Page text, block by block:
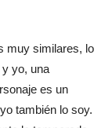
muy similares, lo
y yo, una
es un
también lo soy.